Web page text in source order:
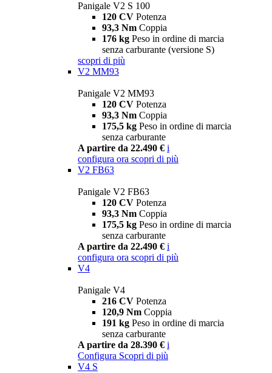
Panigale V2 S 100
120 CV Potenza
93,3 Nm Coppia
176 kg Peso in ordine di marcia
senza carburante (versione S)
scopri di più
V2 MM93
Panigale V2 MM93
120 CV Potenza
93,3 Nm Coppia
175,5 kg Peso in ordine di marcia
senza carburante
A partire da 22.490 € i
configura ora scopri di più
V2 FB63
Panigale V2 FB63
120 CV Potenza
93,3 Nm Coppia
175,5 kg Peso in ordine di marcia
senza carburante
A partire da 22.490 € i
configura ora scopri di più
V4
Panigale V4
216 CV Potenza
120,9 Nm Coppia
191 kg Peso in ordine di marcia
senza carburante
A partire da 28.390 € i
Configura Scopri di più
V4 S